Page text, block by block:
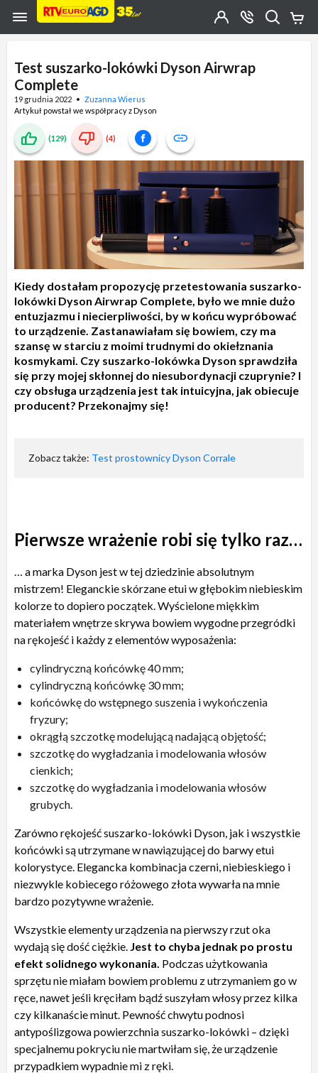
Przejdź do zawartości strony
Przejdź do wyszukiwarki
Przejdź do kategorii
Przejdź do stopki
OTWÓRZ
MENU
Moje
Konto
Test suszarko-lokówki Dyson Airwrap
Complete
19 grudnia 2022
Zuzanna Wierus
Artykuł powstał we współpracy z Dyson
(129) (4)
Kiedy dostałam propozycję przetestowania suszarko-
lokówki Dyson Airwrap Complete, było we mnie dużo
entuzjazmu i niecierpliwości, by w końcu wypróbować
to urządzenie. Zastanawiałam się bowiem, czy ma
szansę w starciu z moimi trudnymi do okiełznania
kosmykami. Czy suszarko-lokówka Dyson sprawdziła
się przy mojej skłonnej do niesubordynacji czuprynie? I
czy obsługa urządzenia jest tak intuicyjna, jak obiecuje
producent? Przekonajmy się!
Zobacz także: Test prostownicy Dyson Corrale
Pierwsze wrażenie robi się tylko raz…
… a marka Dyson jest w tej dziedzinie absolutnym
mistrzem! Eleganckie skórzane etui w głębokim niebieskim
kolorze to dopiero początek. Wyścielone miękkim
materiałem wnętrze skrywa bowiem wygodne przegródki
na rękojeść i każdy z elementów wyposażenia:
cylindryczną końcówkę 40 mm;
cylindryczną końcówkę 30 mm;
końcówkę do wstępnego suszenia i wykończenia
fryzury;
okrągłą szczotkę modelującą nadającą objętość;
szczotkę do wygładzania i modelowania włosów
cienkich;
szczotkę do wygładzania i modelowania włosów
grubych.
Zarówno rękojeść suszarko-lokówki Dyson, jak i wszystkie
końcówki są utrzymane w nawiązującej do barwy etui
kolorystyce. Elegancka kombinacja czerni, niebieskiego i
niezwykle kobiecego różowego złota wywarła na mnie
bardzo pozytywne wrażenie.
Wszystkie elementy urządzenia na pierwszy rzut oka
wydają się dość ciężkie. Jest to chyba jednak po prostu
efekt solidnego wykonania. Podczas użytkowania
sprzętu nie miałam bowiem problemu z utrzymaniem go w
ręce, nawet jeśli kręciłam bądź suszyłam włosy przez kilka
czy kilkanaście minut. Pewność chwytu podnosi
antypoślizgowa powierzchnia suszarko-lokówki – dzięki
specjalnemu pokryciu nie martwiłam się, że urządzenie
przypadkiem wypadnie mi z ręki.